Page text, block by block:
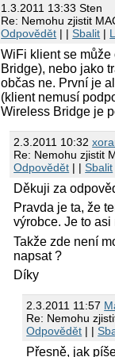
1.3.2011 13:33 Sten
Re: Nemohu zjistit
Odpovědět | |Sbalit |
WiFi klient se může
Bridge), nebo jako
občas ne. První je
(klient nemusí
Wireless Bridge je
2.3.2011 10:32
Re: Nemohu zjistit
Odpovědět | |Sbalit
Děkuji za
Pravda je ta, že
výrobce. Je to
Takže zde není
napsat ?
Díky
2.3.2011 11:57
Re: Nemohu
Odpovědět | |
Přesně, jak